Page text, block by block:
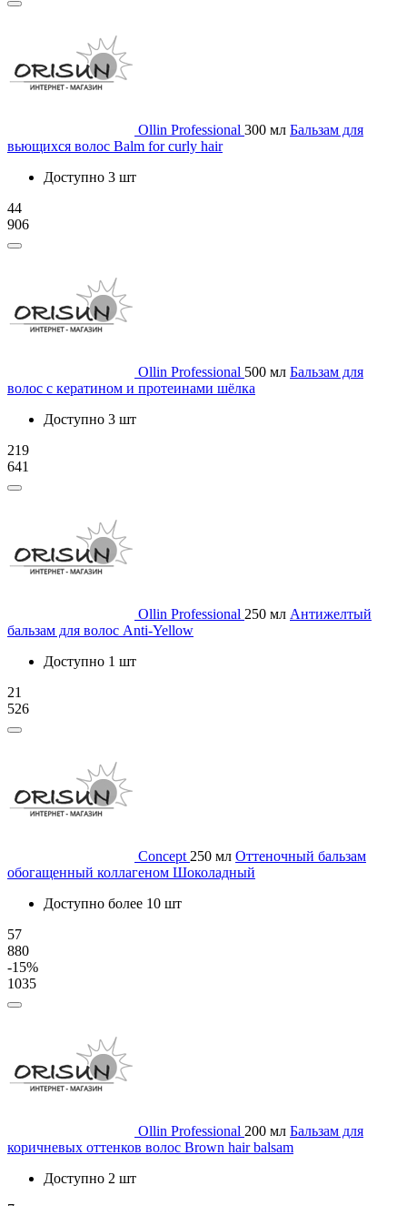
Ollin Professional 300 мл Бальзам для
вьющихся волос Balm for curly hair
Доступно 3 шт
44
906
Ollin Professional 500 мл Бальзам для
волос с кератином и протеинами шёлка
Доступно 3 шт
219
641
Ollin Professional 250 мл Антижелтый
бальзам для волос Anti-Yellow
Доступно 1 шт
21
526
Concept 250 мл Оттеночный бальзам
обогащенный коллагеном Шоколадный
Доступно более 10 шт
57
880
-15%
1035
Ollin Professional 200 мл Бальзам для
коричневых оттенков волос Brown hair balsam
Доступно 2 шт